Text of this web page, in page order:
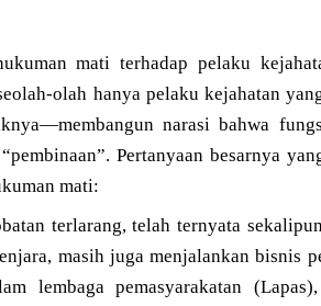
mati terhadap pelaku
olah hanya pelaku kejahatan
narasi bahwa
Pertanyaan besarnya
mati:
terlarang, telah ternyata
masih juga menjalankan bisnis
lembaga pemasyarakatan